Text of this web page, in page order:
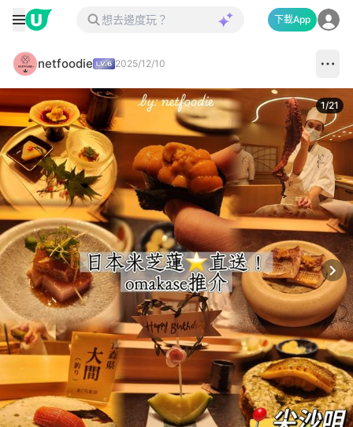
下載App
netfoodie 2025/12/10
1/21